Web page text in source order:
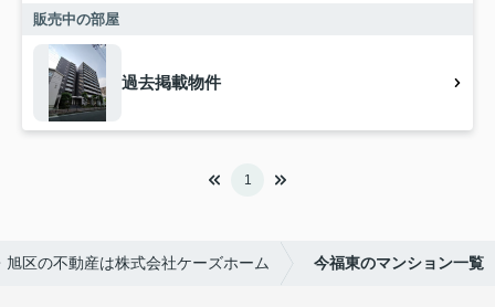
販売中の部屋
過去掲載物件
1
旭区の不動産は株式会社ケーズホーム 今福東のマンション一覧